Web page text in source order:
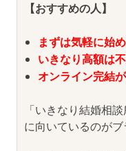
【おすすめの人】
まずは気軽に始
いきなり高額は
オンライン完結
「いきなり結婚相
に向いているのがブ